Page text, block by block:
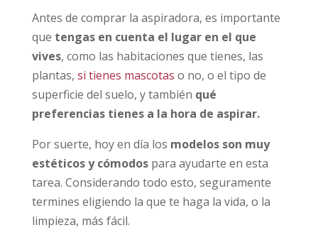
Antes de comprar la aspiradora, es importante
que tengas en cuenta el lugar en el que
vives, como las habitaciones que tienes, las
plantas, si tienes mascotas o no, o el tipo de
superficie del suelo, y también qué
preferencias tienes a la hora de aspirar.
Por suerte, hoy en día los modelos son muy
estéticos y cómodospara ayudarte en esta
tarea. Considerando todo esto, seguramente
termines eligiendo la que te haga la vida, o la
limpieza, más fácil.